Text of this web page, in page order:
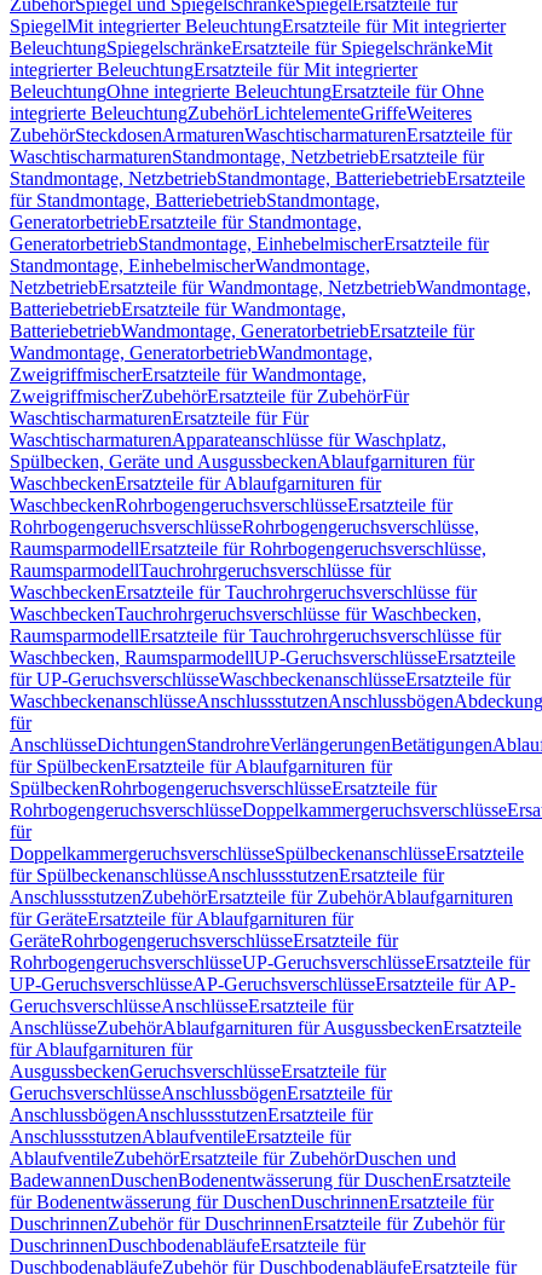
ZubehörSpiegel und SpiegelschränkeSpiegel Ersatzteile für
SpiegelMit integrierter BeleuchtungErsatzteile für Mit integrierter
BeleuchtungSpiegelschränkeErsatzteile für SpiegelschränkeMit
integrierter BeleuchtungErsatzteile für Mit integrierter
BeleuchtungOhne integrierte BeleuchtungErsatzteile für Ohne
integrierte BeleuchtungZubehörLichtelementeGriffeWeiteres
ZubehörSteckdosenArmaturenWaschtischarmaturenErsatzteile für
WaschtischarmaturenStandmontage, NetzbetriebErsatzteile für
Standmontage, NetzbetriebStandmontage, BatteriebetriebErsatzteile
für Standmontage, BatteriebetriebStandmontage,
GeneratorbetriebErsatzteile für Standmontage,
GeneratorbetriebStandmontage, EinhebelmischerErsatzteile für
Standmontage, EinhebelmischerWandmontage,
NetzbetriebErsatzteile für Wandmontage, NetzbetriebWandmontage,
BatteriebetriebErsatzteile für Wandmontage,
BatteriebetriebWandmontage, GeneratorbetriebErsatzteile für
Wandmontage, GeneratorbetriebWandmontage,
ZweigriffmischerErsatzteile für Wandmontage,
ZweigriffmischerZubehörErsatzteile für ZubehörFür
WaschtischarmaturenErsatzteile für Für
WaschtischarmaturenApparateanschlüsse für Waschplatz,
Spülbecken, Geräte und AusgussbeckenAblaufgarnituren für
WaschbeckenErsatzteile für Ablaufgarnituren für
WaschbeckenRohrbogengeruchsverschlüsseErsatzteile für
RohrbogengeruchsverschlüsseRohrbogengeruchsverschlüsse,
RaumsparmodellErsatzteile für Rohrbogengeruchsverschlüsse,
RaumsparmodellTauchrohrgeruchsverschlüsse für
WaschbeckenErsatzteile für Tauchrohrgeruchsverschlüsse für
WaschbeckenTauchrohrgeruchsverschlüsse für Waschbecken,
RaumsparmodellErsatzteile für Tauchrohrgeruchsverschlüsse für
Waschbecken, RaumsparmodellUP-GeruchsverschlüsseErsatzteile
für UP-GeruchsverschlüsseWaschbeckenanschlüsseErsatzteile für
WaschbeckenanschlüsseAnschlussstutzenAnschlussbögen
für
AnschlüsseDichtungenStandrohreVerlängerungenBetätigungen
für SpülbeckenErsatzteile für Ablaufgarnituren für
SpülbeckenRohrbogengeruchsverschlüsseErsatzteile für
RohrbogengeruchsverschlüsseDoppelkammergeruchsverschlüsse
für
DoppelkammergeruchsverschlüsseSpülbeckenanschlüsseErsatzteile
für SpülbeckenanschlüsseAnschlussstutzenErsatzteile für
AnschlussstutzenZubehörErsatzteile für ZubehörAblaufgarnituren
für GeräteErsatzteile für Ablaufgarnituren für
GeräteRohrbogengeruchsverschlüsseErsatzteile für
RohrbogengeruchsverschlüsseUP-GeruchsverschlüsseErsatzteile für
UP-GeruchsverschlüsseAP-GeruchsverschlüsseErsatzteile für AP-
GeruchsverschlüsseAnschlüsseErsatzteile für
AnschlüsseZubehörAblaufgarnituren für AusgussbeckenErsatzteile
für Ablaufgarnituren für
AusgussbeckenGeruchsverschlüsseErsatzteile für
GeruchsverschlüsseAnschlussbögenErsatzteile für
AnschlussbögenAnschlussstutzenErsatzteile für
AnschlussstutzenAblaufventileErsatzteile für
AblaufventileZubehörErsatzteile für ZubehörDuschen und
BadewannenDuschenBodenentwässerung für DuschenErsatzteile
für Bodenentwässerung für DuschenDuschrinnenErsatzteile für
DuschrinnenZubehör für DuschrinnenErsatzteile für Zubehör für
DuschrinnenDuschbodenabläufeErsatzteile für
DuschbodenabläufeZubehör für DuschbodenabläufeErsatzteile für